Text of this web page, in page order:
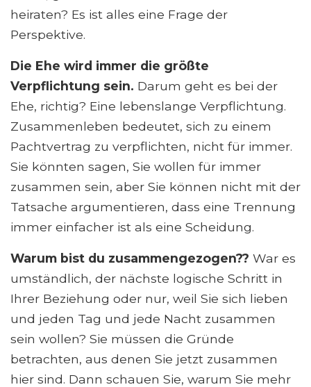
heiraten? Es ist alles eine Frage der
Perspektive.
Die Ehe wird immer die größte
Verpflichtung sein. Darum geht es bei der
Ehe, richtig? Eine lebenslange Verpflichtung.
Zusammenleben bedeutet, sich zu einem
Pachtvertrag zu verpflichten, nicht für immer.
Sie könnten sagen, Sie wollen für immer
zusammen sein, aber Sie können nicht mit der
Tatsache argumentieren, dass eine Trennung
immer einfacher ist als eine Scheidung.
Warum bist du zusammengezogen?? War es
umständlich, der nächste logische Schritt in
Ihrer Beziehung oder nur, weil Sie sich lieben
und jeden Tag und jede Nacht zusammen
sein wollen? Sie müssen die Gründe
betrachten, aus denen Sie jetzt zusammen
hier sind. Dann schauen Sie, warum Sie mehr